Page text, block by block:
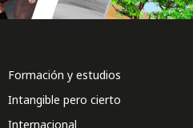
Formación y estudios
Intangible pero cierto
Internacional